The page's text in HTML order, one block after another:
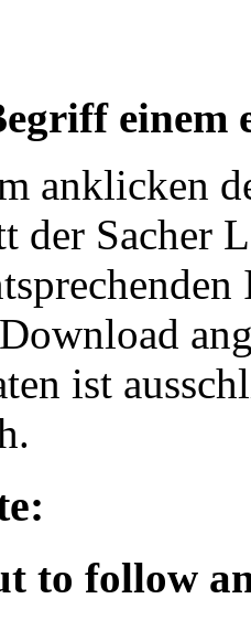
einem
anklicken
der Sacher
ist
to follow